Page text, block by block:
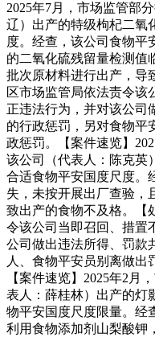
2025年7月，市场监管部
辽）出产的特级枸杞二氧
度。经查，该公司食物平
的二氧化硫残留量检测值
批次原材料进行出产，导
区市场监管局依法责令该
正违法行为，并对该公司
的行政惩罚，另对食物平
政惩罚。【案件速览】
该公司（代表人：陈克英
合适食物平安国度尺度。
失，未按开展出厂查验，
致出产的食物不及格。【
令该公司当即召回、措置
公司做出违法所得、罚款
人、食物平安员别离做出
【案件速览】2025年2月
表人：薛桂林）出产的灯
物平安国度尺度限量。经
利用食物添加剂山梨酸钾